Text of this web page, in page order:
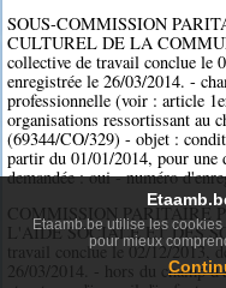
SOUS-COMMISSION
CULTUREL DE LA
collective de travail conclue le
enregistrée le 26/03/2014. -
professionnelle (voir : article
organisations ressortissant au
(69344/CO/329) - objet :
partir du 01/01/2014, pour une
demandée : oui - numéro
COMMISSION PARITAIRE
L'AIDE SOCIALE ET DES
travail conclue le 02/12/2013,
26/03/2014. - hors du champ
Etaamb.be utilise les
pour mieux